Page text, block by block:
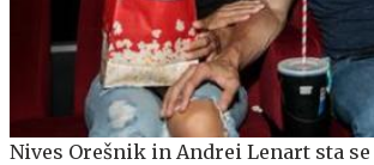
Nives Orešnik in Andrei Lenart sta